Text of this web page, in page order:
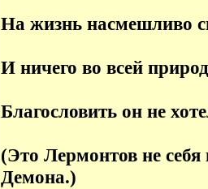
На жизнь насмешливо
И ничего во всей
Благословить он не
(Это Лермонтов не
Демона.)